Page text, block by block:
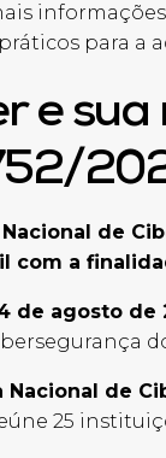
para a
e sua
de
com a
de agosto de
de
25